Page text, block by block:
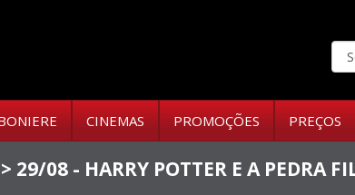
CINEMAS PROMOÇÕES PREÇOS
> 29/08 - HARRY POTTER E A PEDRA